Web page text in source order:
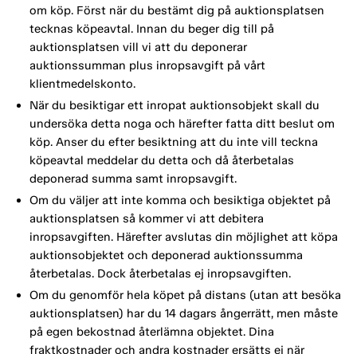
om köp. Först när du bestämt dig på auktionsplatsen
tecknas köpeavtal. Innan du beger dig till på
auktionsplatsen vill vi att du deponerar
auktionssumman plus inropsavgift på vårt
klientmedelskonto.
När du besiktigar ett inropat auktionsobjekt skall du
undersöka detta noga och härefter fatta ditt beslut om
köp. Anser du efter besiktning att du inte vill teckna
köpeavtal meddelar du detta och då återbetalas
deponerad summa samt inropsavgift.
Om du väljer att inte komma och besiktiga objektet på
auktionsplatsen så kommer vi att debitera
inropsavgiften. Härefter avslutas din möjlighet att köpa
auktionsobjektet och deponerad auktionssumma
återbetalas. Dock återbetalas ej inropsavgiften.
Om du genomför hela köpet på distans (utan att besöka
auktionsplatsen) har du 14 dagars ångerrätt, men måste
på egen bekostnad återlämna objektet. Dina
fraktkostnader och andra kostnader ersätts ej när